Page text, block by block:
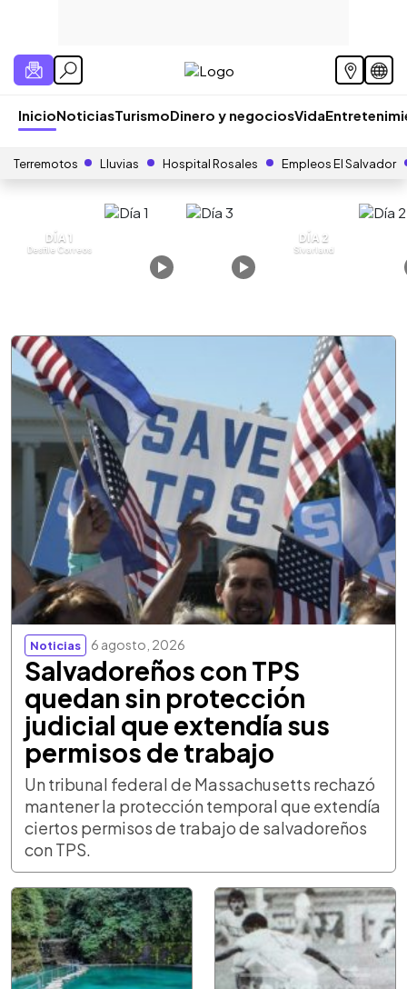
InicioNoticiasTurismoDinero y negociosVida
Terremotos Lluvias Hospital Rosales Empleos El Salvador
DÍA 1
Desfile Correos
DÍA 2
Sivarland
Noticias 6 agosto, 2026
Salvadoreños con TPS
quedan sin protección
judicial que extendía sus
permisos de trabajo
Un tribunal federal de Massachusetts rechazó
mantener la protección temporal que extendía
ciertos permisos de trabajo de salvadoreños
con TPS.